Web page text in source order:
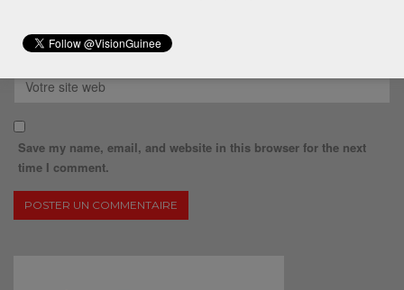
Save my name, email, and website in this browser for the next
time I comment.